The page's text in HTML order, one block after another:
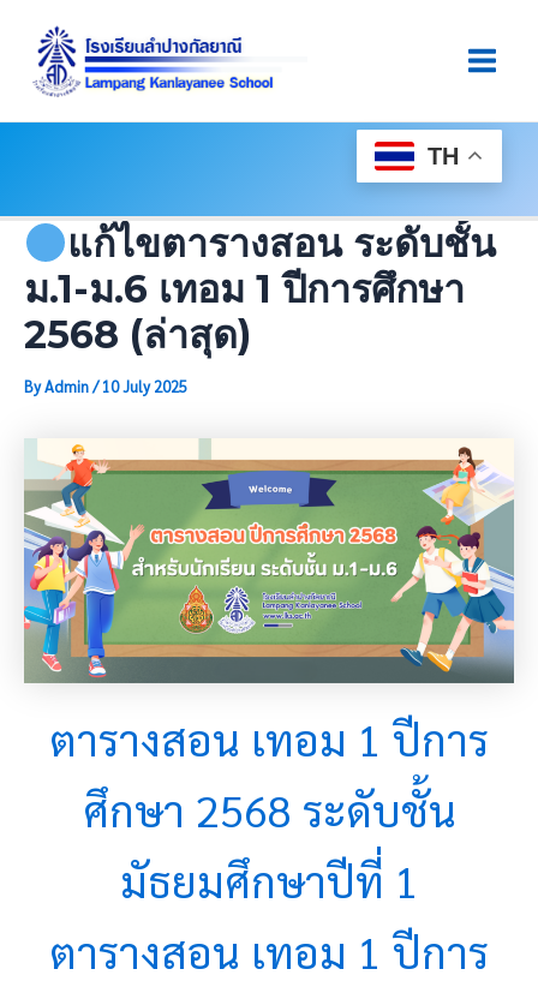
Content
TH
แก้ไขตารางสอน ระดับชั้น
ม.1-ม.6 เทอม 1 ปีการศึกษา
2568 (ล่าสุด)
ByAdmin/10 July 2025
ตารางสอน เทอม 1 ปีการ
ศึกษา 2568 ระดับชั้น
มัธยมศึกษาปีที่ 1
ตารางสอน เทอม 1 ปีการ
Navigation